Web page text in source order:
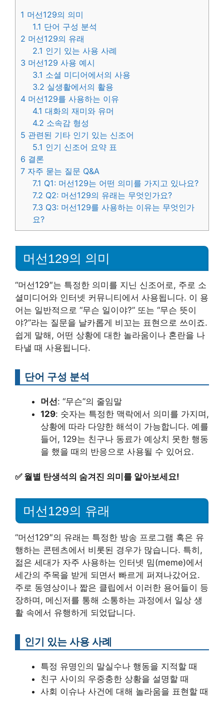
1 머선129의 의미
1.1 단어 구성 분석
2 머선129의 유래
2.1 인기 있는 사용 사례
3 머선129 사용 예시
3.1 소셜 미디어에서의 사용
3.2 실생활에서의 활용
4 머선129를 사용하는 이유
4.1 대화의 재미와 유머
4.2 소속감 형성
5 관련된 기타 인기 있는 신조어
5.1 인기 신조어 요약 표
6 결론
7 자주 묻는 질문 Q&A
7.1 Q1: 머선129는 어떤 의미를 가지고 있나요?
7.2 Q2: 머선129의 유래는 무엇인가요?
7.3 Q3: 머선129를 사용하는 이유는 무엇인가
요?
머선129의 의미
“머선129″는 특정한 의미를 지닌 신조어로, 주로 소
셜미디어와 인터넷 커뮤니티에서 사용됩니다. 이 용
어는 일반적으로 “무슨 일이야?” 또는 “무슨 뜻이
야?”라는 질문을 날카롭게 비꼬는 표현으로 쓰이죠.
쉽게 말해, 어떤 상황에 대한 놀라움이나 혼란을 나
타낼 때 사용됩니다.
단어 구성 분석
머선: “무슨”의 줄임말
129: 숫자는 특정한 맥락에서 의미를 가지며,
상황에 따라 다양한 해석이 가능합니다. 예를
들어, 129는 친구나 동료가 예상치 못한 행동
을 했을 때의 반응으로 사용될 수 있어요.
✅ 월별 탄생석의 숨겨진 의미를 알아보세요!
머선129의 유래
“머선129″의 유래는 특정한 방송 프로그램 혹은 유
행하는 콘텐츠에서 비롯된 경우가 많습니다. 특히,
젊은 세대가 자주 사용하는 인터넷 밈(meme)에서
세간의 주목을 받게 되면서 빠르게 퍼져나갔어요.
주로 동영상이나 짧은 클립에서 이러한 용어들이 등
장하며, 메신저를 통해 소통하는 과정에서 일상 생
활 속에서 유행하게 되었답니다.
인기 있는 사용 사례
특정 유명인의 말실수나 행동을 지적할 때
친구 사이의 우중충한 상황을 설명할 때
사회 이슈나 사건에 대해 놀라움을 표현할 때